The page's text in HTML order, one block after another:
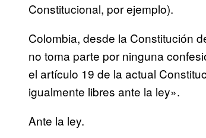
Constitucional, por ejemplo).
Colombia, desde la Constitución
no toma parte por ninguna
el artículo 19 de la actual
igualmente libres ante la ley».
Ante la ley.